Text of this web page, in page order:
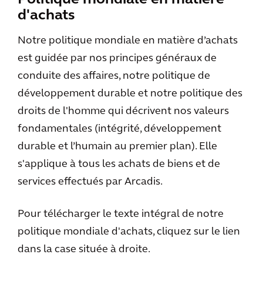
d'achats
Notre politique mondiale en matière d’achats
est guidée par nos principes généraux de
conduite des affaires, notre politique de
développement durable et notre politique des
droits de l'homme qui décrivent nos valeurs
fondamentales (intégrité, développement
durable et l’humain au premier plan). Elle
s'applique à tous les achats de biens et de
services effectués par Arcadis.
Pour télécharger le texte intégral de notre
politique mondiale d'achats, cliquez sur le lien
dans la case située à droite.